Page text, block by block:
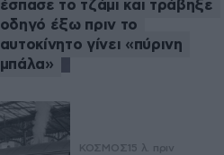
έσπασε το τζάμι και τράβηξε
οδηγό έξω πριν το
αυτοκίνητο γίνει «πύρινη
μπάλα»
ΚΟΣΜΟΣ 15 λ. πριν